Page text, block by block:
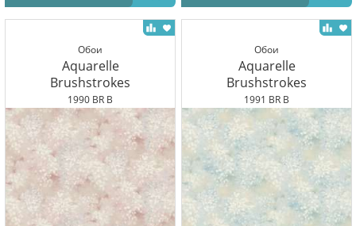
Обои
Aquarelle
Brushstrokes
1990 BR B
Обои
Aquarelle
Brushstrokes
1991 BR B